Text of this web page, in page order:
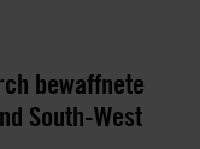
bewaffnete
South-West